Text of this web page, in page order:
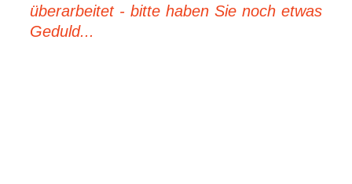
überarbeitet - bitte haben Sie noch etwas
Geduld...